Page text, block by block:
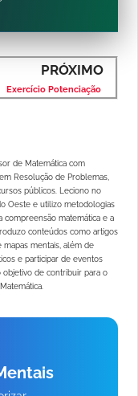
PRÓXIMO
Exercício Potenciação
de Matemática com
Resolução de Problemas,
públicos. Leciono no
Oeste e utilizo metodologias
compreensão matemática e a
conteúdos como artigos
mapas mentais, além de
e participar de eventos
objetivo de contribuir para o